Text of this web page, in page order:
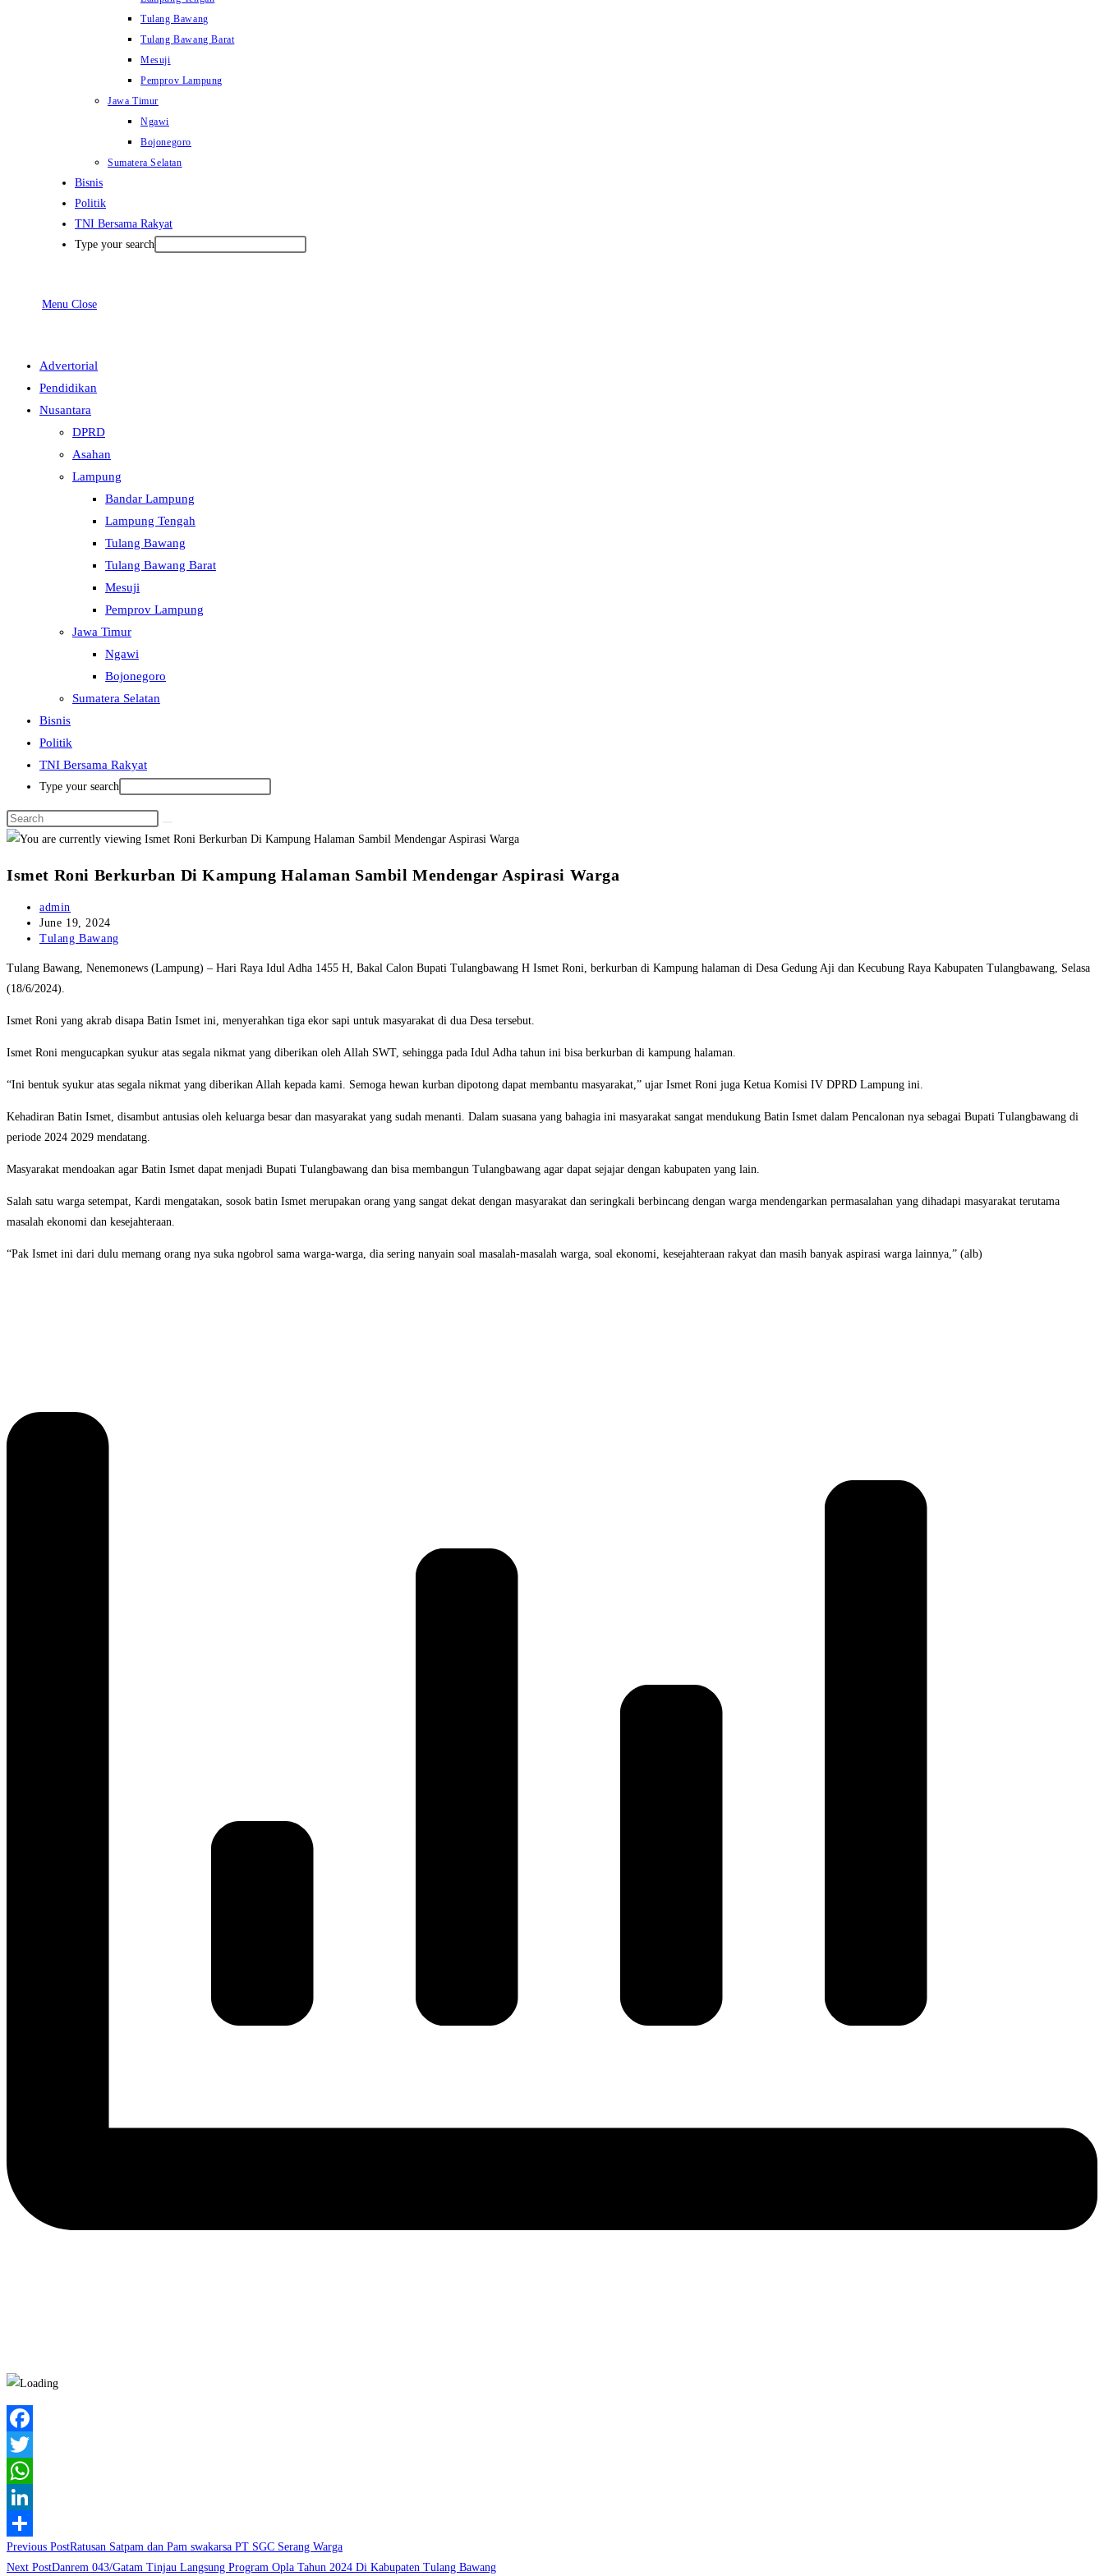
Tulang Bawang
Tulang Bawang Barat
Mesuji
Pemprov Lampung
Jawa Timur
Ngawi
Bojonegoro
Sumatera Selatan
Bisnis
Politik
TNI Bersama Rakyat
Type your search
Menu Close
Advertorial
Pendidikan
Nusantara
DPRD
Asahan
Lampung
Bandar Lampung
Lampung Tengah
Tulang Bawang
Tulang Bawang Barat
Mesuji
Pemprov Lampung
Jawa Timur
Ngawi
Bojonegoro
Sumatera Selatan
Bisnis
Politik
TNI Bersama Rakyat
Type your search
Ismet Roni Berkurban Di Kampung Halaman Sambil Mendengar Aspirasi Warga
Post
author:
admin
Post
published:
June 19, 2024
Post
Tulang Bawang
Tulang Bawang, Nenemonews (Lampung) – Hari Raya Idul Adha 1455 H, Bakal Calon Bupati Tulangbawang H Ismet Roni, berkurban di Kampung halaman di Desa Gedung Aji dan Kecubung Raya Kabupaten Tulangbawang, Selasa
(18/6/2024).
Ismet Roni yang akrab disapa Batin Ismet ini, menyerahkan tiga ekor sapi untuk masyarakat di dua Desa tersebut.
Ismet Roni mengucapkan syukur atas segala nikmat yang diberikan oleh Allah SWT, sehingga pada Idul Adha tahun ini bisa berkurban di kampung halaman.
“Ini bentuk syukur atas segala nikmat yang diberikan Allah kepada kami. Semoga hewan kurban dipotong dapat membantu masyarakat,” ujar Ismet Roni juga Ketua Komisi IV DPRD Lampung ini.
Kehadiran Batin Ismet, disambut antusias oleh keluarga besar dan masyarakat yang sudah menanti. Dalam suasana yang bahagia ini masyarakat sangat mendukung Batin Ismet dalam Pencalonan nya sebagai Bupati Tulangbawang di
periode 2024 2029 mendatang.
Masyarakat mendoakan agar Batin Ismet dapat menjadi Bupati Tulangbawang dan bisa membangun Tulangbawang agar dapat sejajar dengan kabupaten yang lain.
Salah satu warga setempat, Kardi mengatakan, sosok batin Ismet merupakan orang yang sangat dekat dengan masyarakat dan seringkali berbincang dengan warga mendengarkan permasalahan yang dihadapi masyarakat terutama
masalah ekonomi dan kesejahteraan.
“Pak Ismet ini dari dulu memang orang nya suka ngobrol sama warga-warga, dia sering nanyain soal masalah-masalah warga, soal ekonomi, kesejahteraan rakyat dan masih banyak aspirasi warga lainnya,” (alb)
Facebook
Twitter
WhatsApp
LinkedIn
Share
Read
more
Previous PostRatusan Satpam dan Pam swakarsa PT SGC Serang Warga
Next PostDanrem 043/Gatam Tinjau Langsung Program Opla Tahun 2024 Di Kabupaten Tulang Bawang